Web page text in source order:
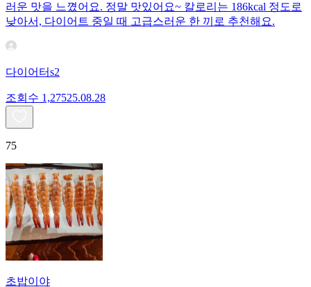
러운 맛을 느꼈어요. 정말 맛있어요~ 칼로리는 186kcal 정도로
낮아서, 다이어트 중일 때 고급스러운 한 끼로 추천해요.
다이어터s2
조회수 1,27525.08.28
75
초밥이야